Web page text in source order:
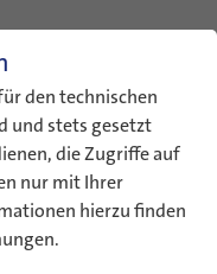
den technischen
und stets gesetzt
die Zugriffe auf
nur mit Ihrer
hierzu finden